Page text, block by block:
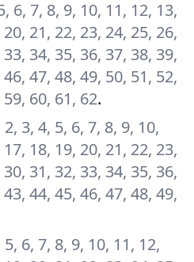
6, 7, 8, 9, 10, 11, 12, 13,
21, 22, 23, 24, 25, 26,
34, 35, 36, 37, 38, 39,
47, 48, 49, 50, 51, 52,
60, 61, 62.
2, 3, 4, 5, 6, 7, 8, 9, 10,
18, 19, 20, 21, 22, 23,
31, 32, 33, 34, 35, 36,
44, 45, 46, 47, 48, 49,
5, 6, 7, 8, 9, 10, 11, 12,